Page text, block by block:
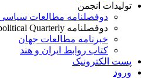
تولیدات انجمن
دوفصلنامه مطالعات
دوفصلنامه World Sociopolitical Quarterly
خبرنامه مطالعات جهان
کتاب روابط ایران و هند
پست الکترونیک
ورود